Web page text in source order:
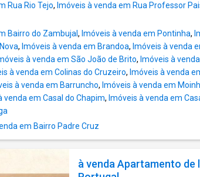
um oásis de tranquilidade.
para esta orientação,
com luz natural adicional.
privilegiada, o RCC Alvalade
minutos walking distance da
Alvalade, a 10 minutos
Universidade de Lisboa, do
de Lisboa Humberto Delgado.
A
Rua Rio Tejo, Imóveis à venda em Rua Professor
Bairro do Zambujal , Imóveis à venda em Pontinha,
, Imóveis à venda em Brandoa, Imóveis à venda
à venda em São João de Brito, Imóveis à
à venda em Colinas do Cruzeiro, Imóveis à venda
à venda em Barruncho, Imóveis à venda em
venda em Casal do Chapim, Imóveis à venda em
em Bairro Padre Cruz
à venda Apartamento de